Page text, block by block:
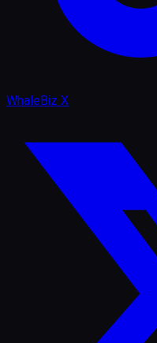
WhaleBiz X